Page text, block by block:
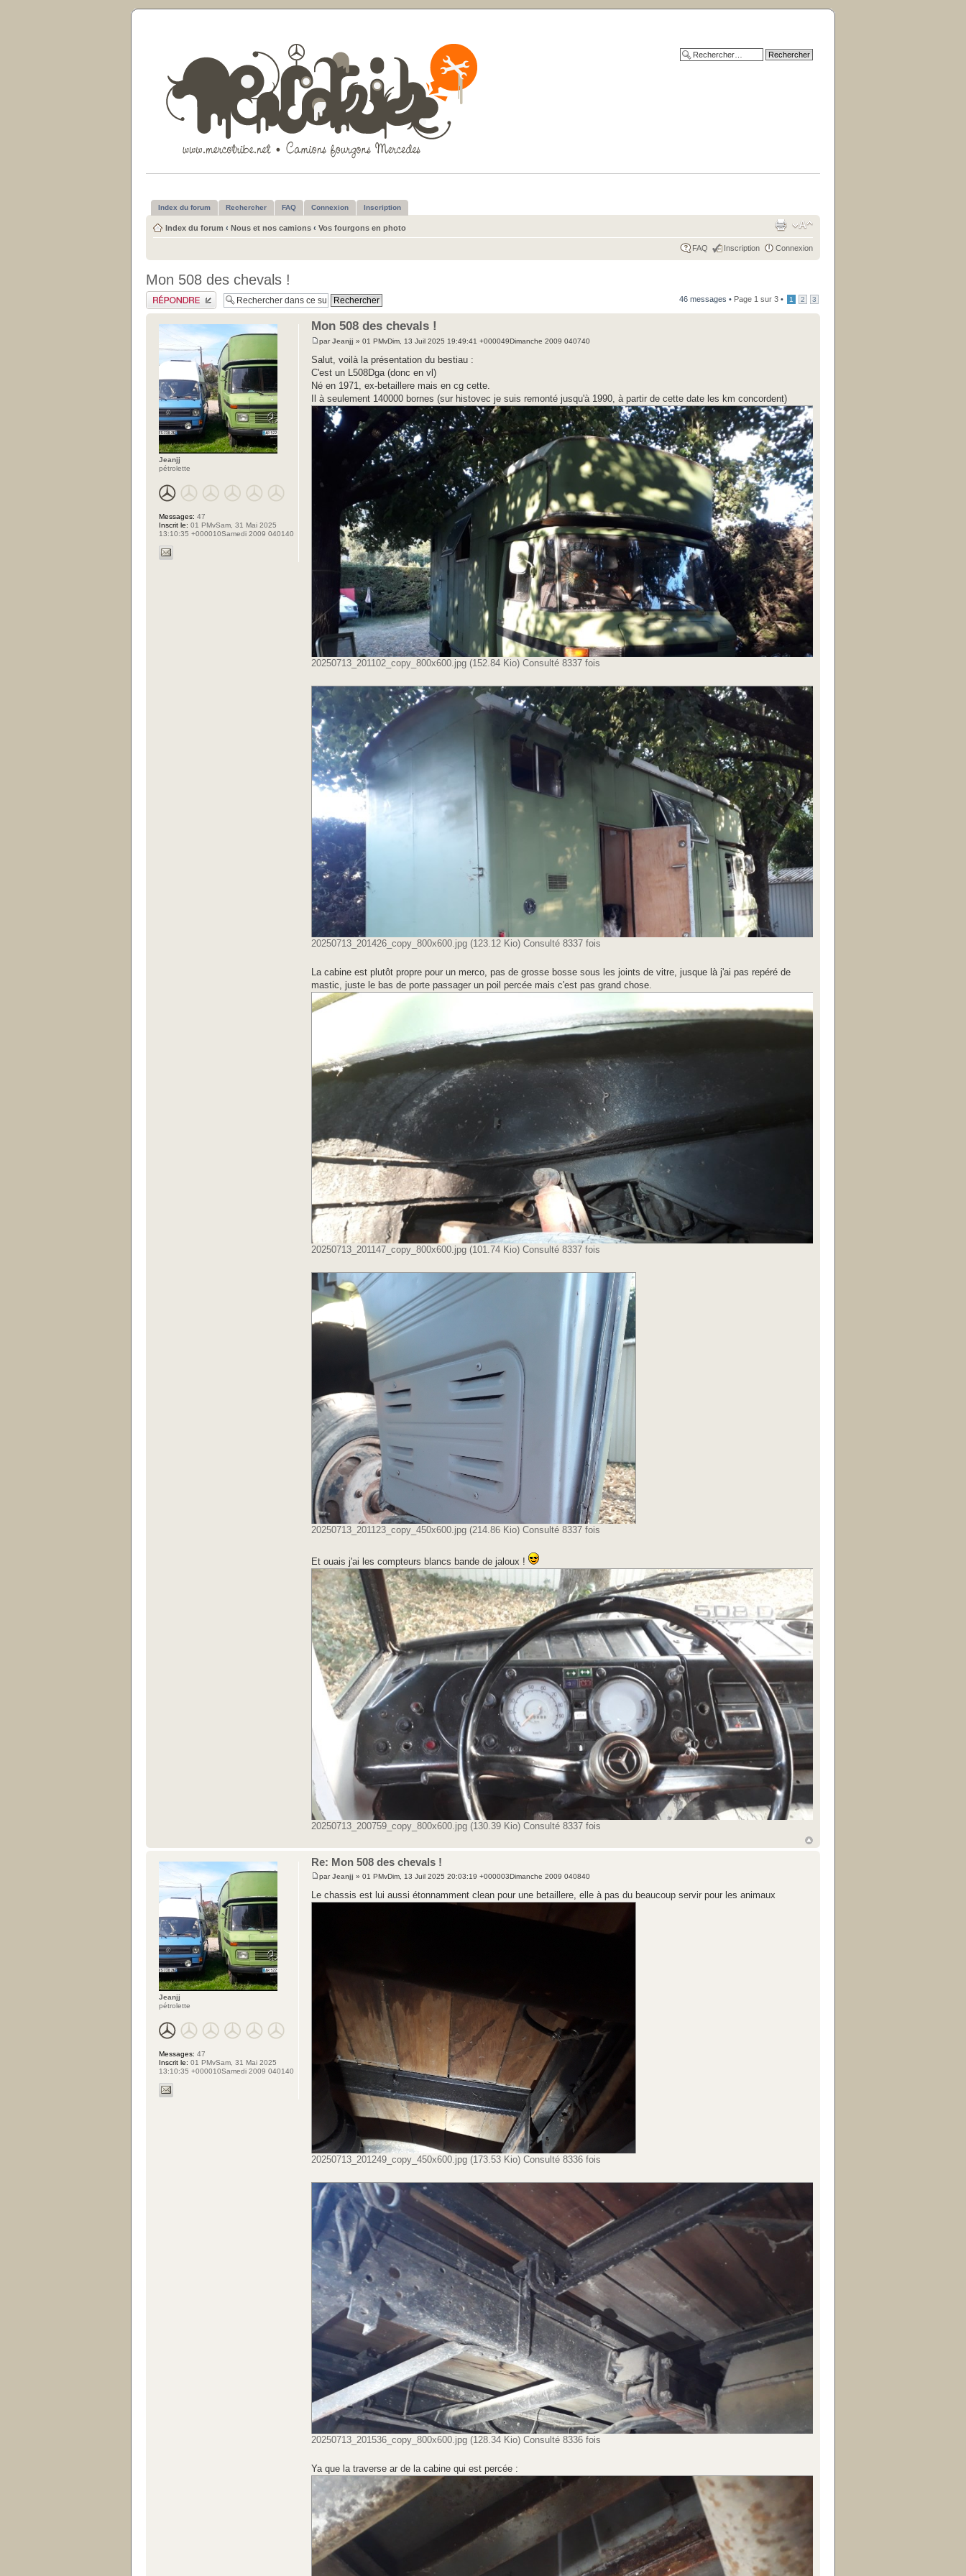
Index du forum Rechercher FAQ Connexion Inscription
Index du forum ‹ Nous et nos camions ‹ Vos fourgons en photo
FAQ Inscription Connexion
Mon 508 des chevals !
Publier une réponse 46 messages • Page 1 sur 3 • 1 2 3
Mon 508 des chevals !
parJeanjj » 01 PMvDim, 13 Juil 2025 19:49:41 +000049Dimanche 2009 040740
Salut, voilà la présentation du bestiau :
C'est un L508Dga (donc en vl)
Né en 1971, ex-betaillere mais en cg cette.
Il à seulement 140000 bornes (sur histovec je suis remonté jusqu'à 1990, à partir de cette date les km concordent)
20250713_201102_copy_800x600.jpg (152.84 Kio) Consulté 8337 fois
20250713_201426_copy_800x600.jpg (123.12 Kio) Consulté 8337 fois
La cabine est plutôt propre pour un merco, pas de grosse bosse sous les joints de vitre, jusque là j'ai pas repéré de
mastic, juste le bas de porte passager un poil percée mais c'est pas grand chose.
20250713_201147_copy_800x600.jpg (101.74 Kio) Consulté 8337 fois
20250713_201123_copy_450x600.jpg (214.86 Kio) Consulté 8337 fois
Et ouais j'ai les compteurs blancs bande de jaloux !
20250713_200759_copy_800x600.jpg (130.39 Kio) Consulté 8337 fois
Jeanjj
pétrolette
Messages: 47
Inscrit le: 01 PMvSam, 31 Mai 2025
13:10:35 +000010Samedi 2009 040140
Re: Mon 508 des chevals !
parJeanjj » 01 PMvDim, 13 Juil 2025 20:03:19 +000003Dimanche 2009 040840
Le chassis est lui aussi étonnamment clean pour une betaillere, elle à pas du beaucoup servir pour les animaux
20250713_201249_copy_450x600.jpg (173.53 Kio) Consulté 8336 fois
20250713_201536_copy_800x600.jpg (128.34 Kio) Consulté 8336 fois
Ya que la traverse ar de la cabine qui est percée :
Jeanjj
pétrolette
Messages: 47
Inscrit le: 01 PMvSam, 31 Mai 2025
13:10:35 +000010Samedi 2009 040140